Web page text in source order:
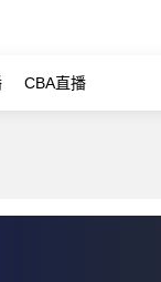
CBA直播